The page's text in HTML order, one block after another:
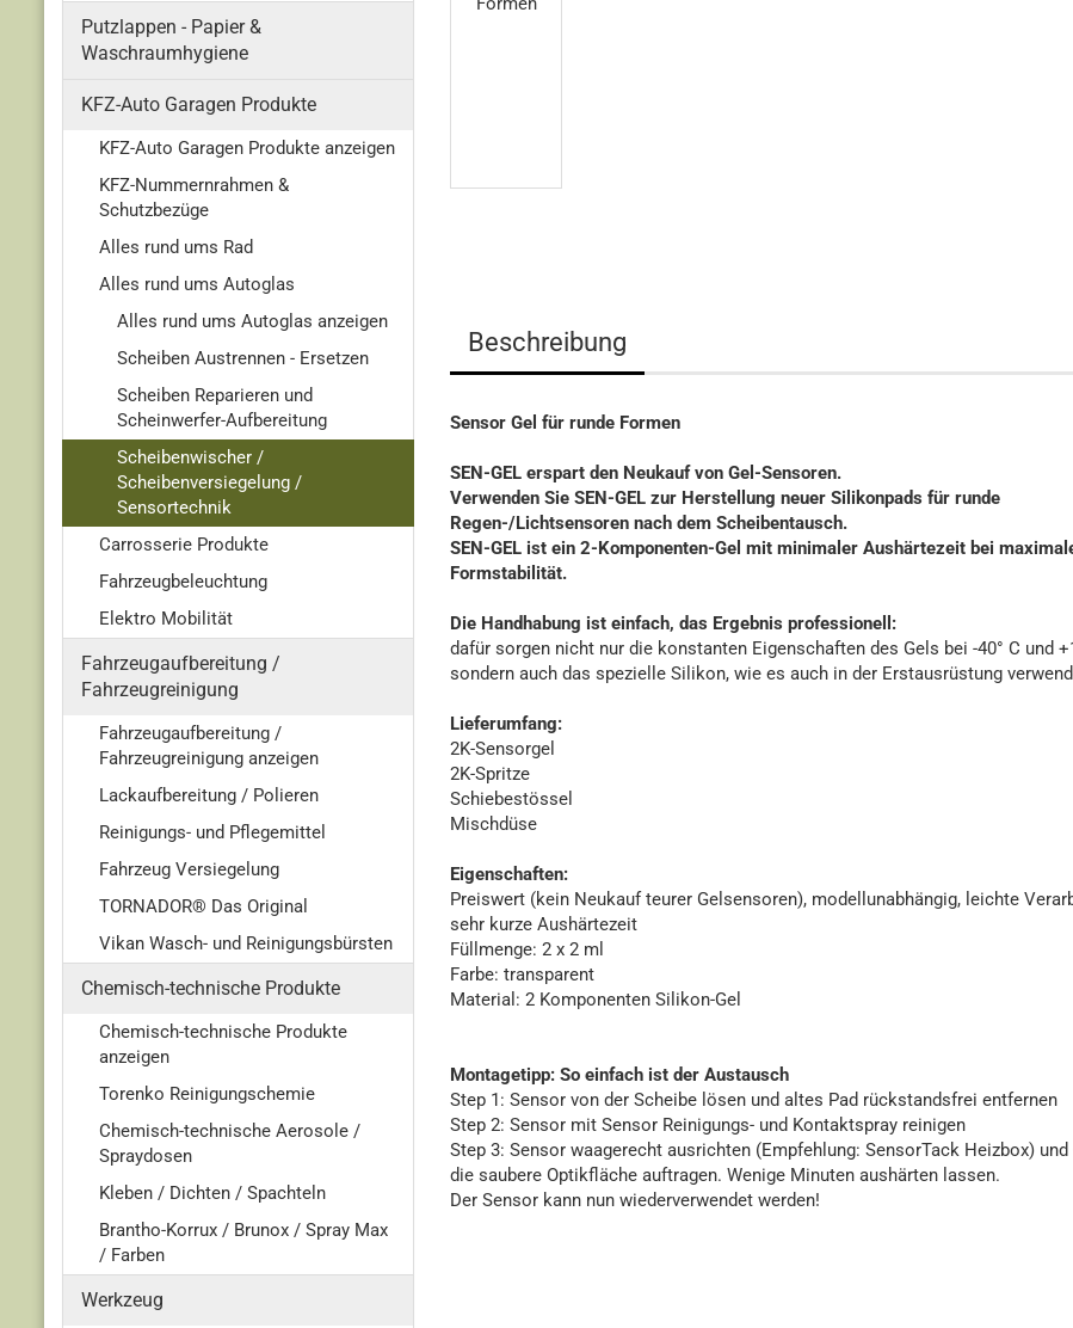
Beschreibung
Sensor Gel für runde Formen
SEN-GEL erspart den Neukauf von Gel-Sensoren.
Verwenden Sie SEN-GEL zur Herstellung neuer Silikonpads für runde
Regen-/Lichtsensoren nach dem Scheibentausch.
SEN-GEL ist ein 2-Komponenten-Gel mit minimaler Aushärtezeit bei
Formstabilität.
Die Handhabung ist einfach, das Ergebnis professionell:
dafür sorgen nicht nur die konstanten Eigenschaften des Gels bei -40° C und
sondern auch das spezielle Silikon, wie es auch in der Erstausrüstung
Lieferumfang:
2K-Sensorgel
2K-Spritze
Schiebestössel
Mischdüse
Eigenschaften:
Preiswert (kein Neukauf teurer Gelsensoren), modellunabhängig, leichte
sehr kurze Aushärtezeit
Füllmenge: 2 x 2 ml
Farbe: transparent
Material: 2 Komponenten Silikon-Gel
Montagetipp: So einfach ist der Austausch
Step 1: Sensor von der Scheibe lösen und altes Pad rückstandsfrei entfernen
Step 2: Sensor mit Sensor Reinigungs- und Kontaktspray reinigen
Step 3: Sensor waagerecht ausrichten (Empfehlung: SensorTack Heizbox) und
die saubere Optikfläche auftragen. Wenige Minuten aushärten lassen.
Der Sensor kann nun wiederverwendet werden!
Putzlappen - Papier &
Waschraumhygiene
KFZ-Auto Garagen Produkte
KFZ-Auto Garagen Produkte anzeigen
KFZ-Nummernrahmen &
Schutzbezüge
Alles rund ums Rad
Alles rund ums Autoglas
Alles rund ums Autoglas anzeigen
Scheiben Austrennen - Ersetzen
Scheiben Reparieren und
Scheinwerfer-Aufbereitung
Scheibenwischer /
Scheibenversiegelung /
Sensortechnik
Carrosserie Produkte
Fahrzeugbeleuchtung
Elektro Mobilität
Fahrzeugaufbereitung /
Fahrzeugreinigung
Fahrzeugaufbereitung /
Fahrzeugreinigung anzeigen
Lackaufbereitung / Polieren
Reinigungs- und Pflegemittel
Fahrzeug Versiegelung
TORNADOR® Das Original
Vikan Wasch- und Reinigungsbürsten
Chemisch-technische Produkte
Chemisch-technische Produkte
anzeigen
Torenko Reinigungschemie
Chemisch-technische Aerosole /
Spraydosen
Kleben / Dichten / Spachteln
Brantho-Korrux / Brunox / Spray Max
/ Farben
Werkzeug